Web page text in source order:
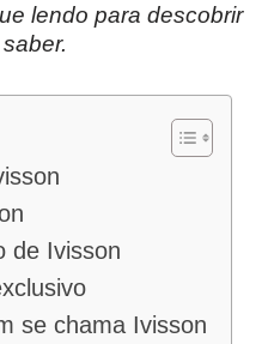
lendo para descobrir
de Ivisson
se chama Ivisson